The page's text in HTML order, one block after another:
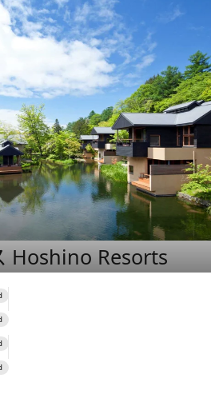
Hoshino Resorts